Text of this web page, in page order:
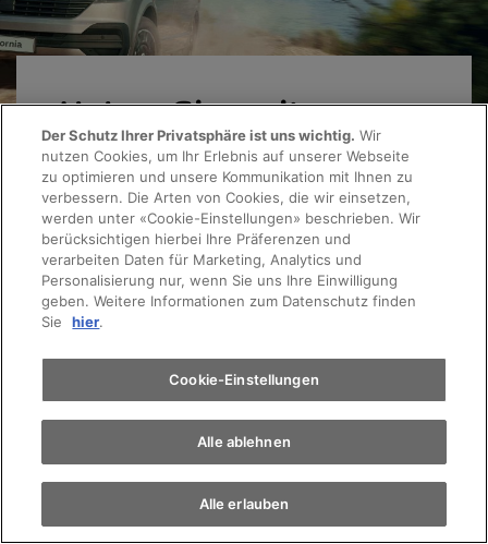
Haben Sie weitere
Fragen?
Kontaktieren Sie uns
Probefahrt
Terminvereinbarung
Auto finden
Elektromobilität
Der Schutz Ihrer Privatsphäre ist uns wichtig. Wir
nutzen Cookies, um Ihr Erlebnis auf unserer Webseite
zu optimieren und unsere Kommunikation mit Ihnen zu
verbessern. Die Arten von Cookies, die wir einsetzen,
werden unter «Cookie-Einstellungen» beschrieben. Wir
berücksichtigen hierbei Ihre Präferenzen und
verarbeiten Daten für Marketing, Analytics und
Personalisierung nur, wenn Sie uns Ihre Einwilligung
geben. Weitere Informationen zum Datenschutz finden
Sie
hier.
Cookie-Einstellungen
Alle ablehnen
Alle erlauben